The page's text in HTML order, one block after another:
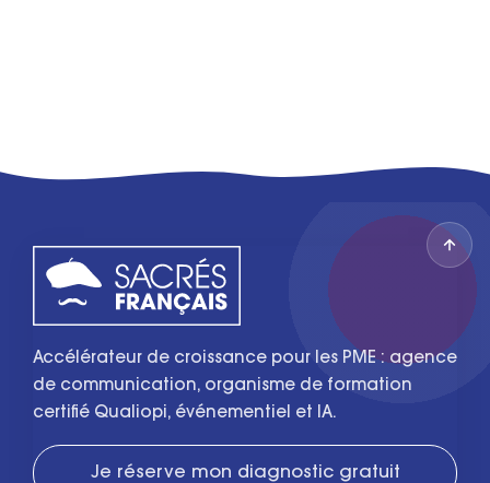
Accélérateur de croissance pour les PME : agence
de communication, organisme de formation
certifié Qualiopi, événementiel et IA.
Je réserve mon diagnostic gratuit